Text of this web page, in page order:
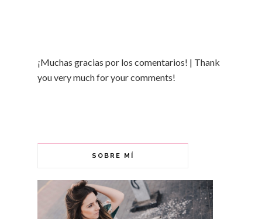
¡Muchas gracias por los comentarios! | Thank
you very much for your comments!
SOBRE MÍ